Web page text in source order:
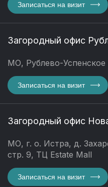
Записаться на визит
Загородный офис
МО, Рублево-Успенское
Записаться на визит
Загородный офис
МО, г. о. Истра, д.
стр. 9, ТЦ Estate Mall
Записаться на визит